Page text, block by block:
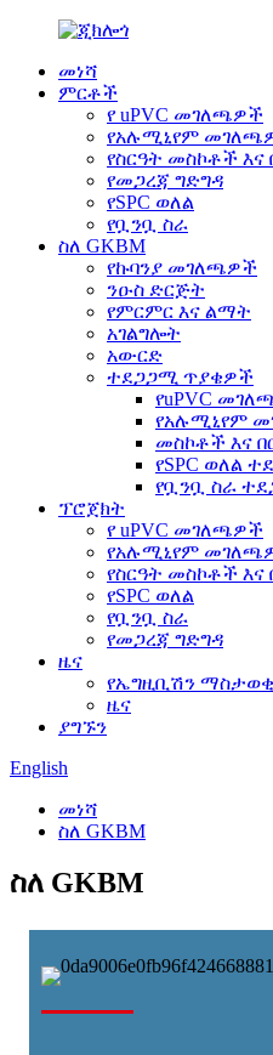
መነሻ
ምርቶች
የ uPVC መገለጫዎች
የአሉሚኒየም
የስርዓት መስኮቶች እና
የመጋረጃ ግድግዳ
የSPC ወለል
የቧንቧ ስራ
ስለ GKBM
የኩባንያ መገለጫዎች
ንዑስ ድርጅት
የምርምር እና ልማት
አገልግሎት
አውርድ
ተደጋጋሚ ጥያቄዎች
የuPVC
የአሉሚኒየም
መስኮቶች እና
የSPC ወለል
የቧንቧ ስራ
ፕሮጀክት
የ uPVC መገለጫዎች
የአሉሚኒየም
የስርዓት መስኮቶች እና
የSPC ወለል
የቧንቧ ስራ
የመጋረጃ ግድግዳ
ዜና
የኤግዚቢሽን
ዜና
ያግኙን
English
መነሻ
ስለ GKBM
ስለ GKBM